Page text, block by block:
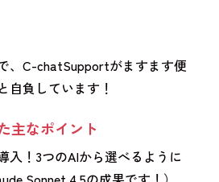
、C-chatSupportがますます便
自負しています！
主なポイント
入！3つのAIから選べるように